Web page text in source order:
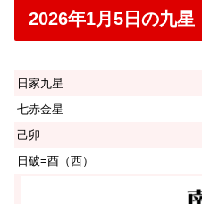
2026年1月5日の九星
日家九星
七赤金星
己卯
日破=酉（西）